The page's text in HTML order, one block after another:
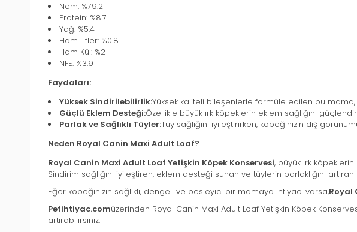
Nem: %79.2
Protein: %8.7
Yağ: %5.4
Ham Lifler: %0.8
Ham Kül: %2
NFE: %3.9
Faydaları:
Yüksek Sindirilebilirlik:Yüksek kaliteli bileşenlerle formüle edilen bu mama,
Güçlü Eklem Desteği:Özellikle büyük ırk köpeklerin eklem sağlığını
Parlak ve Sağlıklı Tüyler:Tüy sağlığını iyileştirirken, köpeğinizin dış
Neden Royal Canin Maxi Adult Loaf?
Royal Canin Maxi Adult Loaf Yetişkin Köpek Konservesi, büyük ırk
Sindirim sağlığını iyileştiren, eklem desteği sunan ve tüylerin parlaklığını
Eğer köpeğinizin sağlıklı, dengeli ve besleyici bir mamaya ihtiyacı varsa,Royal
Petihtiyac.comüzerinden Royal Canin Maxi Adult Loaf Yetişkin Köpek
artırabilirsiniz.